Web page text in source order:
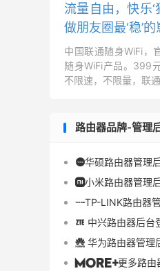
流量自由，快乐‘
做朋友圈最‘稳’的
中国联通随身WiFi，
随身WiFi产品。399
不限速，不限量，联
路由器品牌-管理
华硕路由器管理
小米路由器管理
TP-LINK路由器
 中兴路由器后台
 华为路由器管理
更多路由